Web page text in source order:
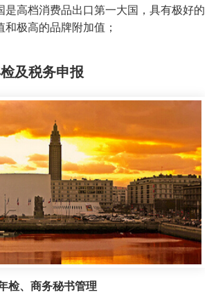
是高档消费品出口第一大国，具有极好的
极高的品牌附加值；
及税务申报
检、商务秘书管理